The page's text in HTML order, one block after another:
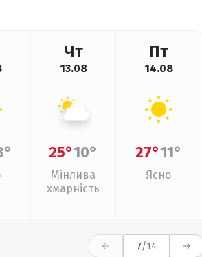
Чт
13.08
25°10°
Мінлива
хмарність
Пт
14.08
27°11°
Ясно
7/14